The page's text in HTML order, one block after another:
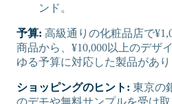
ンド。
予算: 高級通りの化粧品店で
商品から、¥10,000以上のデザ
ゆる予算に対応した製品があり
ショッピングのヒント: 東京の
のデモや無料サンプルを受け